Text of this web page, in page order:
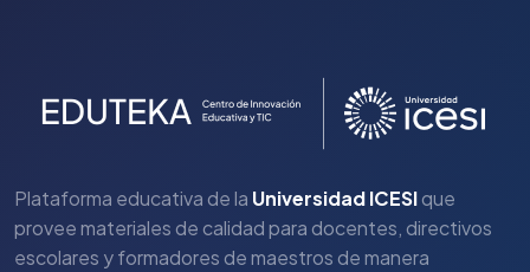
Plataforma educativa de la Universidad ICESIque
provee materiales de calidad para docentes, directivos
escolares y formadores de maestros de manera